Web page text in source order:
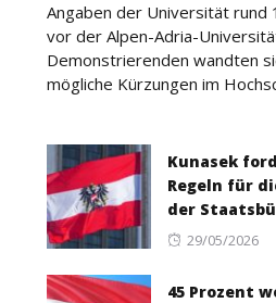
Angaben der Universität rund
vor der Alpen-Adria-
Demonstrierenden wandten
mögliche Kürzungen im
Kunasek
Regeln für
der
Posted
29/05/2026
45 Prozent